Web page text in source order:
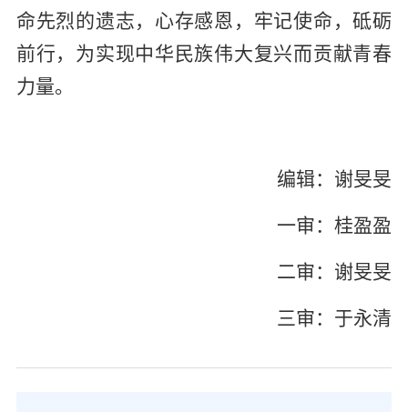
命先烈的遗志，心存感恩，牢记使命，砥砺
前行，为实现中华民族伟大复兴而贡献青春
力量。
编辑：谢旻旻
一审：桂盈盈
二审：谢旻旻
三审：于永清